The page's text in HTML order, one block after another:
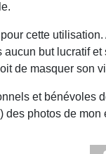
cette
but lucratif
de masquer son
et
photos de mon